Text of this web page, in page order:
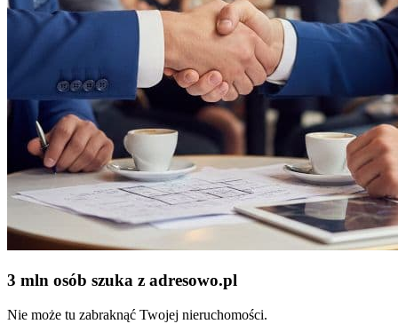
3 mln osób szuka z adresowo.pl
Nie może tu zabraknąć Twojej nieruchomości.